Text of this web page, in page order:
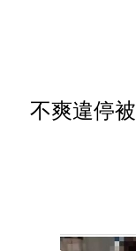
不爽違停